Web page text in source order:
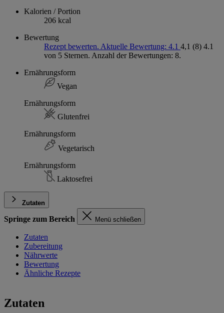
Kalorien / Portion
206 kcal
Bewertung
Rezept bewerten. Aktuelle Bewertung: 4.1 4,1 (8) 4.1
von 5 Sternen. Anzahl der Bewertungen: 8.
Ernährungsform
Vegan
Ernährungsform
Glutenfrei
Ernährungsform
Vegetarisch
Ernährungsform
Laktosefrei
Zutaten
Springe zum Bereich Menü schließen
Zutaten
Zubereitung
Nährwerte
Bewertung
Ähnliche Rezepte
Zutaten